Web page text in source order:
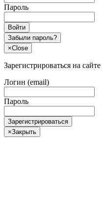
Пароль
Войти
Забыли пароль?
×Close
Зарегистрироваться на сайте
Логин (email)
Пароль
Зарегистрироваться
×Закрыть